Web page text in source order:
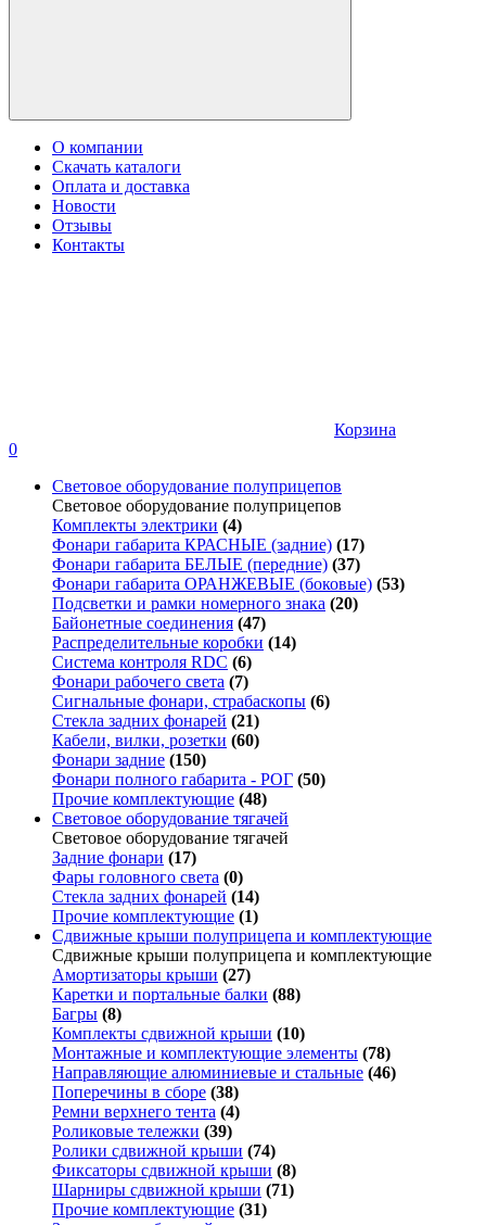
О компании
Скачать каталоги
Оплата и доставка
Новости
Отзывы
Контакты
Корзина
0
Световое оборудование полуприцепов
Световое оборудование полуприцепов
Комплекты электрики (4)
Фонари габарита КРАСНЫЕ (задние) (17)
Фонари габарита БЕЛЫЕ (передние) (37)
Фонари габарита ОРАНЖЕВЫЕ (боковые) (53)
Подсветки и рамки номерного знака (20)
Байонетные соединения (47)
Распределительные коробки (14)
Система контроля RDC (6)
Фонари рабочего света (7)
Сигнальные фонари, страбаскопы (6)
Стекла задних фонарей (21)
Кабели, вилки, розетки (60)
Фонари задние (150)
Фонари полного габарита - РОГ (50)
Прочие комплектующие (48)
Световое оборудование тягачей
Световое оборудование тягачей
Задние фонари (17)
Фары головного света (0)
Стекла задних фонарей (14)
Прочие комплектующие (1)
Сдвижные крыши полуприцепа и комплектующие
Сдвижные крыши полуприцепа и комплектующие
Амортизаторы крыши (27)
Каретки и портальные балки (88)
Багры (8)
Комплекты сдвижной крыши (10)
Монтажные и комплектующие элементы (78)
Направляющие алюминиевые и стальные (46)
Поперечины в сборе (38)
Ремни верхнего тента (4)
Роликовые тележки (39)
Ролики сдвижной крыши (74)
Фиксаторы сдвижной крыши (8)
Шарниры сдвижной крыши (71)
Прочие комплектующие (31)